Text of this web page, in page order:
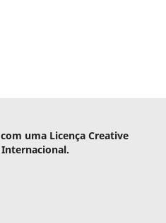
uma Licença Creative